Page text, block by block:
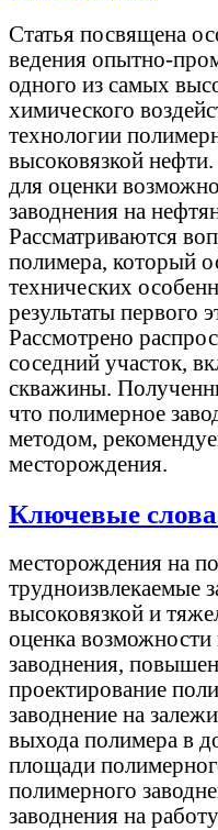
Статья посвящена
ведения опытно-
одного из самых
химического
технологии
высоковязкой
для оценки
заводнения на
Рассматриваются
полимера, который
технических
результаты первого
Рассмотрено
соседний участок,
скважины.
что полимерное
методом,
месторождения.
Ключевые
месторождения на
трудноизвлекаемые
высоковязкой и
оценка
заводнения,
проектирование
заводнение на
выхода полимера в
площади
полимерного
заводнения на